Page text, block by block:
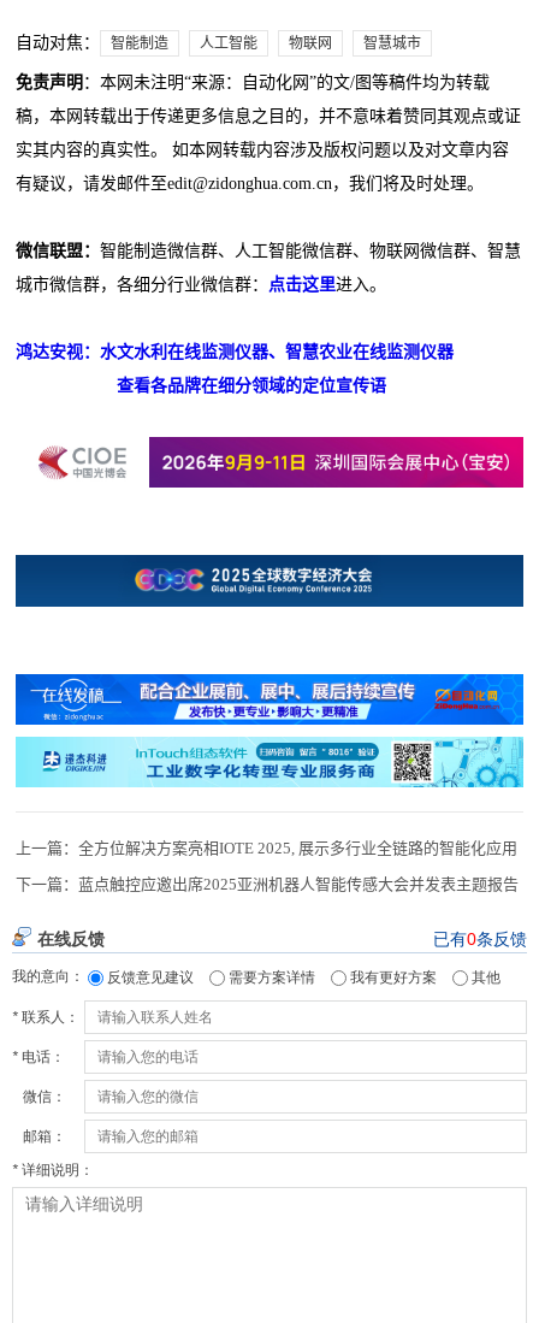
自动对焦： 智能制造 人工智能 物联网 智慧城市
免责声明 ：本网未注明“来源：自动化网”的文/图等稿件均为转载
稿，本网转载出于传递更多信息之目的，并不意味着赞同其观点或证
实其内容的真实性。 如本网转载内容涉及版权问题以及对文章内容
有疑议，请发邮件至edit@zidonghua.com.cn，我们将及时处理。
微信联盟：智能制造微信群、人工智能微信群、物联网微信群、智慧
城市微信群，各细分行业微信群： 点击这里进入。
鸿达安视：水文水利在线监测仪器、智慧农业在线监测仪器
查看各品牌在细分领域的定位宣传语
上一篇：全方位解决方案亮相IOTE 2025, 展示多行业全链路的智能化应用
下一篇：蓝点触控应邀出席2025亚洲机器人智能传感大会并发表主题报告